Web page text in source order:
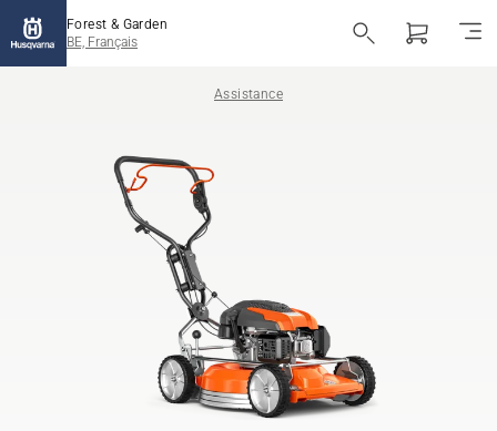
Forest & Garden
BE, Français
Assistance